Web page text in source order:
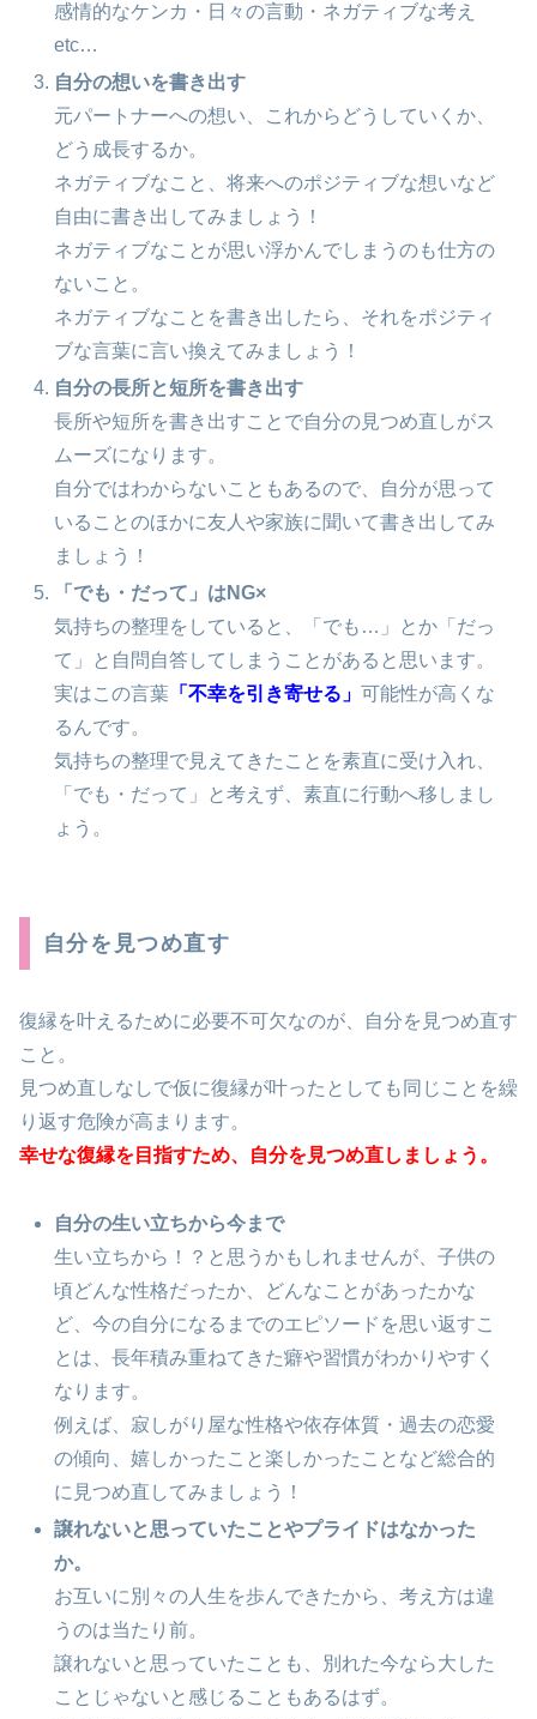
感情的なケンカ・日々の言動・ネガティブな考え
etc…
自分の想いを書き出す
元パートナーへの想い、これからどうしていくか、
どう成長するか。
ネガティブなこと、将来へのポジティブな想いなど
自由に書き出してみましょう！
ネガティブなことが思い浮かんでしまうのも仕方の
ないこと。
ネガティブなことを書き出したら、それをポジティ
ブな言葉に言い換えてみましょう！
自分の長所と短所を書き出す
長所や短所を書き出すことで自分の見つめ直しがス
ムーズになります。
自分ではわからないこともあるので、自分が思って
いることのほかに友人や家族に聞いて書き出してみ
ましょう！
「でも・だって」はNG×
気持ちの整理をしていると、「でも…」とか「だっ
て」と自問自答してしまうことがあると思います。
実はこの言葉 「不幸を引き寄せる」可能性が高くな
るんです。
気持ちの整理で見えてきたことを素直に受け入れ、
「でも・だって」と考えず、素直に行動へ移しまし
ょう。
自分を見つめ直す
復縁を叶えるために必要不可欠なのが、自分を見つめ直す
こと。
見つめ直しなしで仮に復縁が叶ったとしても同じことを繰
り返す危険が高まります。
幸せな復縁を目指すため、
自分を見つめ直しましょう。
自分の生い立ちから今まで
生い立ちから！？と思うかもしれませんが、子供の
頃どんな性格だったか、どんなことがあったかな
ど、今の自分になるまでのエピソードを思い返すこ
とは、長年積み重ねてきた癖や習慣がわかりやすく
なります。
例えば、寂しがり屋な性格や依存体質・過去の恋愛
の傾向、嬉しかったこと楽しかったことなど総合的
に見つめ直してみましょう！
譲れないと思っていたことやプライドはなかった
か。
お互いに別々の人生を歩んできたから、考え方は違
うのは当たり前。
譲れないと思っていたことも、別れた今なら大した
ことじゃないと感じることもあるはず。